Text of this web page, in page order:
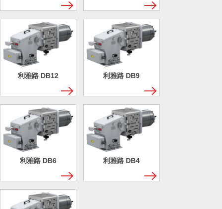
利雅路 DB12 利雅路 DB9
利雅路 DB6 利雅路 DB4